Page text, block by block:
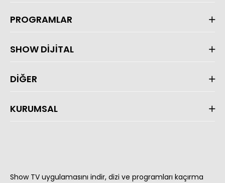
PROGRAMLAR
SHOW DİJİTAL
DİĞER
KURUMSAL
Show TV uygulamasını indir, dizi ve programları kaçırma